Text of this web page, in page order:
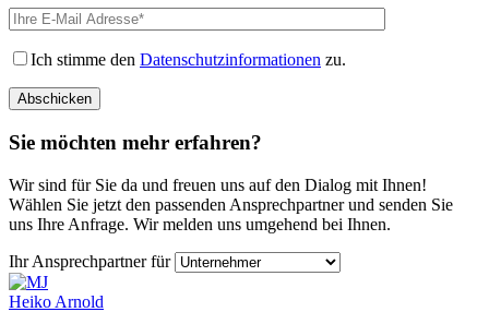
Ich stimme den Datenschutzinformationen zu.
Sie möchten mehr erfahren?
Wir sind für Sie da und freuen uns auf den Dialog mit Ihnen!
Wählen Sie jetzt den passenden Ansprechpartner und senden Sie
uns Ihre Anfrage. Wir melden uns umgehend bei Ihnen.
Ihr Ansprechpartner für
Heiko Arnold